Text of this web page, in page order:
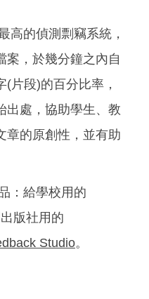
高的偵測剽竊系統，
案，於幾分鐘之內自
片段)的百分比率，
出處，協助學生、教
章的原創性，並有助
：給學校用的
版社用的
Studio。